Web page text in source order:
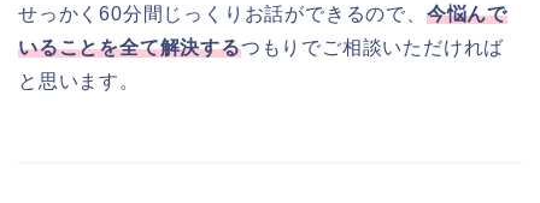
せっかく60分間じっくりお話ができるので、 今悩んで
いることを全て解決するつもりでご相談いただければ
と思います。